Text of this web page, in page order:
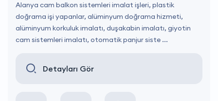
Alanya cam balkon sistemleri imalat işleri, plastik
doğrama işi yapanlar, alüminyum doğrama hizmeti,
alüminyum korkuluk imalatı, duşakabin imalatı, giyotin
cam sistemleri imalatı, otomatik panjur siste ...
Detayları Gör